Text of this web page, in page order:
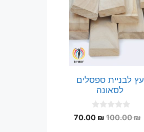
עץ לבניית ספסלים
לסאונה
0
o
100.00₪
המחיר
70.00 ₪
המחיר